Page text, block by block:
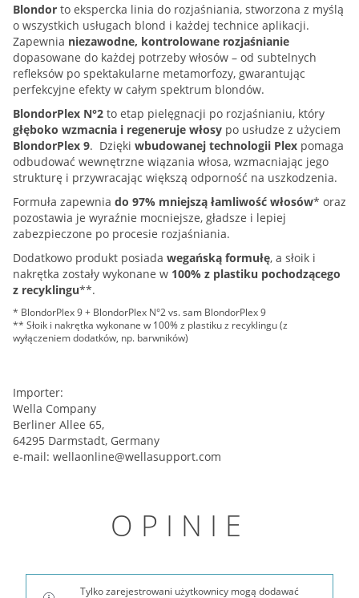
Blondor to ekspercka linia do rozjaśniania, stworzona z myślą
o wszystkich usługach blond i każdej technice aplikacji.
Zapewnia niezawodne, kontrolowane rozjaśnianie
dopasowane do każdej potrzeby włosów – od subtelnych
refleksów po spektakularne metamorfozy, gwarantując
perfekcyjne efekty w całym spektrum blondów.
BlondorPlex N°2 to etap pielęgnacji po rozjaśnianiu, który
głęboko wzmacnia i regeneruje włosy po usłudze z użyciem
BlondorPlex 9. Dzięki wbudowanej technologii Plex pomaga
odbudować wewnętrzne wiązania włosa, wzmacniając jego
strukturę i przywracając większą odporność na uszkodzenia.
Formuła zapewnia do 97% mniejszą łamliwość włosów* oraz
pozostawia je wyraźnie mocniejsze, gładsze i lepiej
zabezpieczone po procesie rozjaśniania.
Dodatkowo produkt posiada wegańską formułę, a słoik i
nakrętka zostały wykonane w 100% z plastiku pochodzącego
z recyklingu**.
* BlondorPlex 9 + BlondorPlex N°2 vs. sam BlondorPlex 9
** Słoik i nakrętka wykonane w 100% z plastiku z recyklingu (z
wyłączeniem dodatków, np. barwników)
Importer:
Wella Company
Berliner Allee 65,
64295 Darmstadt, Germany
e-mail: wellaonline@wellasupport.com
OPINIE
Tylko zarejestrowani użytkownicy mogą dodawać